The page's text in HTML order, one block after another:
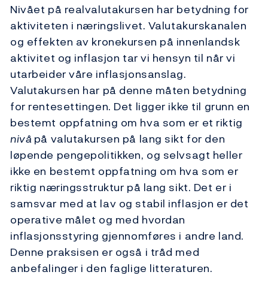
Nivået på realvalutakursen har betydning for
aktiviteten i næringslivet. Valutakurskanalen
og effekten av kronekursen på innenlandsk
aktivitet og inflasjon tar vi hensyn til når vi
utarbeider våre inflasjonsanslag.
Valutakursen har på denne måten betydning
for rentesettingen. Det ligger ikke til grunn en
bestemt oppfatning om hva som er et riktig
nivå på valutakursen på lang sikt for den
løpende pengepolitikken, og selvsagt heller
ikke en bestemt oppfatning om hva som er
riktig næringsstruktur på lang sikt. Det er i
samsvar med at lav og stabil inflasjon er det
operative målet og med hvordan
inflasjonsstyring gjennomføres i andre land.
Denne praksisen er også i tråd med
anbefalinger i den faglige litteraturen.